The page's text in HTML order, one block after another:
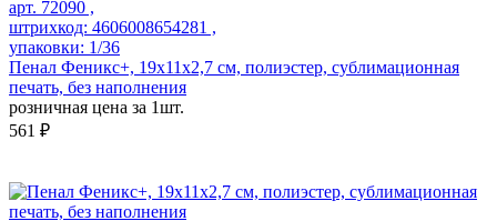
арт. 72090 ,
штрихкод: 4606008654281 ,
упаковки: 1/36
Пенал Феникс+, 19х11х2,7 см, полиэстер, сублимационная
печать, без наполнения
розничная цена за 1шт.
561 ₽